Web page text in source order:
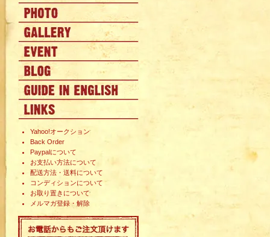
Yahoo!オークション
Back Order
Paypalについて
お支払い方法について
配送方法・送料について
コンディションについて
お取り置きについて
メルマガ登録・解除